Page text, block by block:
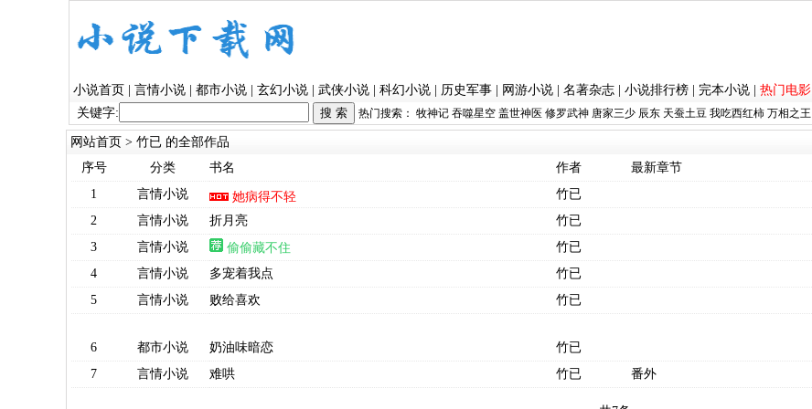
小说首页 言情小说| 都市小说| 玄幻小说| 武侠小说| 科幻小说| 历史军事| 网游小说| 名著杂志| 小说排行榜| 完本小说| 热门电影
关键字:
热门搜索： 牧神记 吞噬星空 盖世神医 修罗武神 唐家三少 辰东 天蚕土豆 我吃西红柿 万相之王
网站首页 > 竹已 的全部作品
序号
分类 书名 作者 最新章节
1
言情小说 她病得不轻 竹已
2
言情小说 折月亮 竹已
3
言情小说 偷偷藏不住 竹已
4
言情小说 多宠着我点 竹已
5
言情小说 败给喜欢 竹已
6 都市小说 奶油味暗恋 竹已
7
言情小说 难哄 竹已 番外